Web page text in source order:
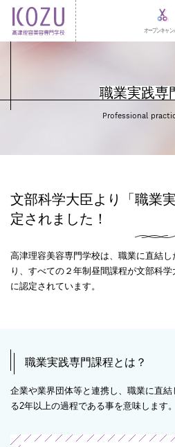
オープンキャン
職業実践専
Professional
文部科学大臣より「職業
定されました！
高津理容美容専門学校は、職業に直結
り、 すべての２年制昼間課程が文部科学
に認定されています。
職業実践専門課程とは？
企業や業界団体等と連携し、職業に直
る2年以上の過程である事を意味します。